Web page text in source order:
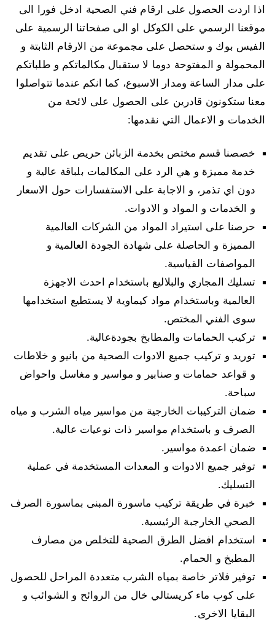
اذا اردت الحصول على ارقام فني الصحية ادخل فورا الى
موقعنا الرسمي على الكوكل او الى صفحاتنا الرسمية على
الفيس بوك و ستحصل على مجموعة من الارقام الثابتة و
المحمولة و المفتوحة دوما لا ستقبال مكالماتكم و طلباتكم
على مدار الساعة ومدار الاسبوع، كما انكم عندما تتواصلوا
معنا ستكونون قادرين على الحصول على لائحة من
الخدمات و الاعمال التي نقدمها:
خصصنا قسم مختص بخدمة الزبائن حريص على تقديم
خدمة مميزة و هي الرد على المكالمات بلباقة عالية و
دون اي تذمر، و الاجابة على الاستفسارات حول الاسعار
و الخدمات و المواد و الادوات.
حرصنا على استيراد المواد من الشركات العالمية
المميزة و الحاصلة على شهادة الجودة العالمية و
المواصفات القياسية.
تسليك المجاري والبلاليع باستخدام احدث الاجهزة
العالمية وباستخدام مواد كيماوية لا يستطيع استخدامها
سوى الفني المختص.
تركيب الحمامات والمطابخ بجودةعالية.
توريد و تركيب جميع الادوات الصحية من بانيو و خلاطات
و قواعد حمامات و صنابير و مواسير و مغاسل واحواض
سباحة.
ضمان التركيبات الخارجية من مواسير مياه الشرب و مياه
الصرف و باستخدام مواسير ذات نوعيات عالية.
ضمان اعمدة مواسير.
توفير جميع الادوات و المعدات المستخدمة في عملية
التسليك.
خبرة في طريقة تركيب ماسورة المبنى بماسورة الصرف
الصحي الخارجبة الرئيسية.
استخدام افضل الطرق الصحية للتخلص من مصارف
المطبخ و الحمام.
توفير فلاتر خاصة بمياه الشرب متعددة المراحل للحصول
على كوب ماء كريستالي خال من الروائح و الشوائب و
البقايا الاخرى.